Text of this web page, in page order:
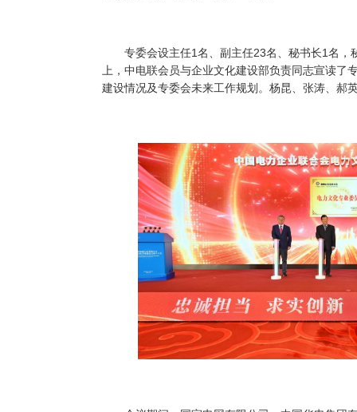
专委会设主任1名、副主任23名、秘书长1名，
上，中电联会员与企业文化建设部负责同志宣读了
建设情况及专委会未来工作规划。杨昆、张涛、郝